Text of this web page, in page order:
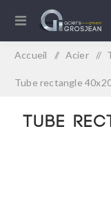
Accueil / Acier /
Tube rectangle
Tube